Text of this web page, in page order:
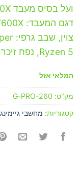
ועל בסיס מעבד Ryzen 5 7600X
Ryzen 5, נפח זיכרון: 32GB, סטנדרט: 80 PLUS Gold
המלאי אזל
מק"ט: G-PRO-260
קטגוריות: מחשבי גיימינג